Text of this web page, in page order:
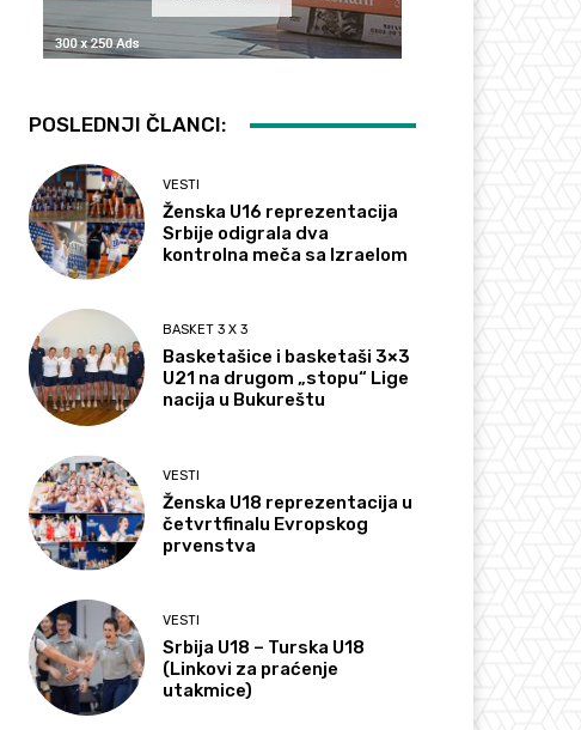
POSLEDNJI ČLANCI:
VESTI
Ženska U16 reprezentacija
Srbije odigrala dva
kontrolna meča sa Izraelom
BASKET 3 X 3
Basketašice i basketaši 3×3
U21 na drugom „stopu“ Lige
nacija u Bukureštu
VESTI
Ženska U18 reprezentacija u
četvrtfinalu Evropskog
prvenstva
VESTI
Srbija U18 – Turska U18
(Linkovi za praćenje
utakmice)